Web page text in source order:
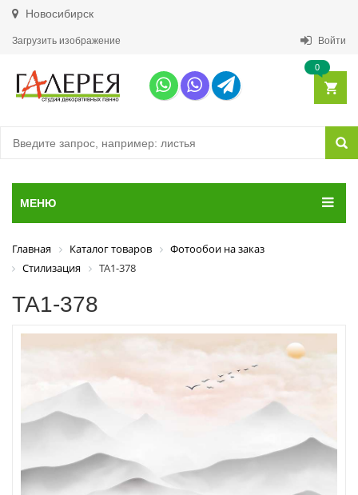
Новосибирск
Загрузить изображение Войти
0
МЕНЮ
Главная Каталог товаров
Фотообои на заказ
Стилизация
ТА1-378
ТА1-378